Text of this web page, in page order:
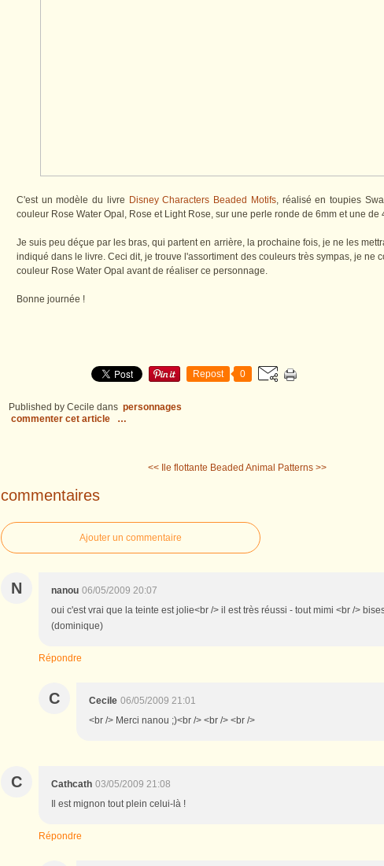
C'est un modèle du livre Disney Characters Beaded Motifs, réalisé en toupies
couleur Rose Water Opal, Rose et Light Rose, sur une perle ronde de 6mm et une de
Je suis peu déçue par les bras, qui partent en arrière, la prochaine fois, je ne les
indiqué dans le livre. Ceci dit, je trouve l'assortiment des couleurs très sympas, je ne
couleur Rose Water Opal avant de réaliser ce personnage.
Bonne journée !
Repost 0
Published by Cecile dans personnages
commenter cet article
…
<< Ile flottante Beaded Animal Patterns >>
commentaires
Ajouter un commentaire
N nanou 06/05/2009 20:07
oui c'est vrai que la teinte est jolie<br /> il est très réussi - tout mimi <br />
(dominique)
Répondre
C Cecile 06/05/2009 21:01
<br /> Merci nanou ;)<br /> <br /> <br />
C Cathcath 03/05/2009 21:08
Il est mignon tout plein celui-là !
Répondre